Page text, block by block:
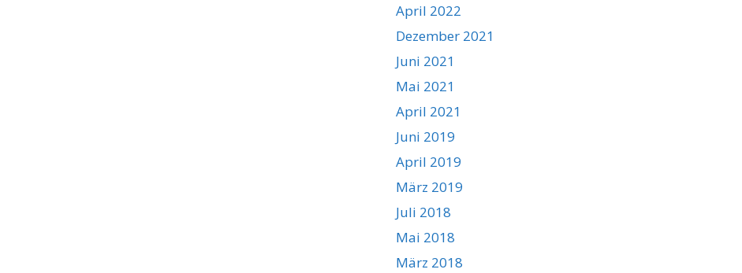
April 2022
Dezember 2021
Juni 2021
Mai 2021
April 2021
Juni 2019
April 2019
März 2019
Juli 2018
Mai 2018
März 2018